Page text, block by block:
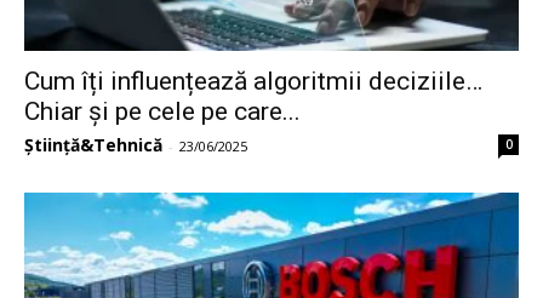
Cum îți influențează algoritmii deciziile…
Chiar și pe cele pe care...
Știință&Tehnică - 23/06/2025 0